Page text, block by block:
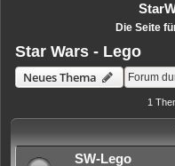
Die Seite
Star Wars - Lego
Neues Thema
1
SW-Lego